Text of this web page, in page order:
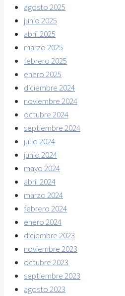
agosto 2025
junio 2025
abril 2025
marzo 2025
febrero 2025
enero 2025
diciembre 2024
noviembre 2024
octubre 2024
septiembre 2024
julio 2024
junio 2024
mayo 2024
abril 2024
marzo 2024
febrero 2024
enero 2024
diciembre 2023
noviembre 2023
octubre 2023
septiembre 2023
agosto 2023